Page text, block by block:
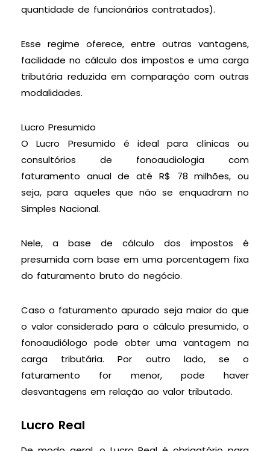
quantidade de funcionários contratados).
Esse regime oferece, entre outras vantagens,
facilidade no cálculo dos impostos e uma carga
tributária reduzida em comparação com outras
modalidades.
Lucro Presumido
O Lucro Presumido é ideal para clínicas ou
consultórios de fonoaudiologia com
faturamento anual de até R$ 78 milhões, ou
seja, para aqueles que não se enquadram no
Simples Nacional.
Nele, a base de cálculo dos impostos é
presumida com base em uma porcentagem fixa
do faturamento bruto do negócio.
Caso o faturamento apurado seja maior do que
o valor considerado para o cálculo presumido, o
fonoaudiólogo pode obter uma vantagem na
carga tributária. Por outro lado, se o
faturamento for menor, pode haver
desvantagens em relação ao valor tributado.
Lucro Real